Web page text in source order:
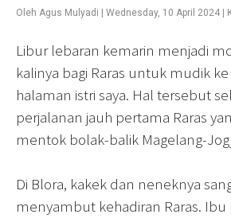
Oleh Agus Mulyadi Wednesday, 10 April 2024
Libur lebaran kemarin menjadi
kalinya bagi Raras untuk mudik
halaman istri saya. Hal tersebut
perjalanan jauh pertama Raras
mentok bolak-balik Magelang-
Di Blora, kakek dan neneknya
menyambut kehadiran Raras. Ibu